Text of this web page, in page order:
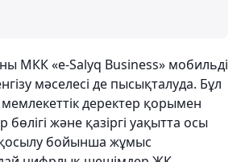
МКК «e-Salyq Business» мобильді
мәселесі де пысықталуда. Бұл
деректер қорымен
және қазіргі уақытта осы
бойынша жұмыс